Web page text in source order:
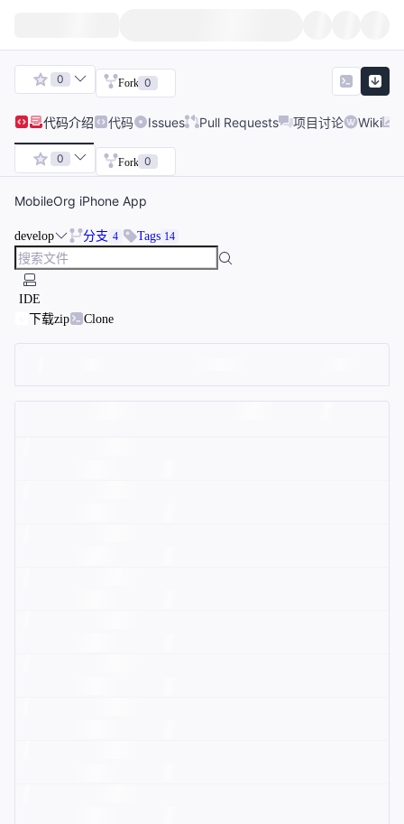
0 Fork 0
代码介绍 代码 Issues Pull Requests 项目讨论 Wiki
0 Fork 0
MobileOrg iPhone App
develop 分支 4 Tags 14
IDE
下载zip
Clone